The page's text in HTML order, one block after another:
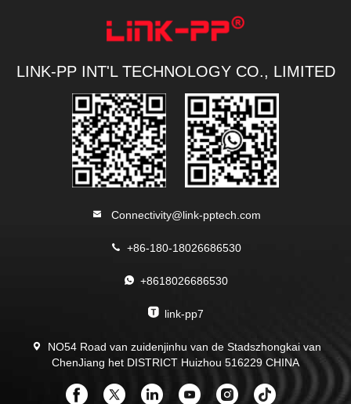
LINK-PP INT'L TECHNOLOGY CO., LIMITED
Connectivity@link-pptech.com
+86-180-18026686530
+8618026686530
link-pp7
NO54 Road van zuidenjinhu van de Stadszhongkai van
ChenJiang het DISTRICT Huizhou 516229 CHINA